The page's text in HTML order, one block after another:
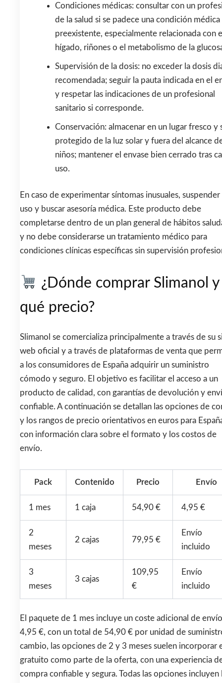
Condiciones médicas: consultar con un
de la salud si se padece una condición médica
preexistente, especialmente relacionada con
hígado, riñones o el metabolismo de la
Supervisión de la dosis: no exceder la dosis
recomendada; seguir la pauta indicada en el
y respetar las indicaciones de un profesional
sanitario si corresponde.
Conservación: almacenar en un lugar fresco y
protegido de la luz solar y fuera del alcance
niños; mantener el envase bien cerrado tras
uso.
En caso de experimentar síntomas inusuales, suspender
uso y buscar asesoría médica. Este producto debe
completarse dentro de un plan general de hábitos
y no debe considerarse un tratamiento médico para
condiciones clínicas específicas sin supervisión
¿Dónde comprar Slimanol y
qué precio?
Slimanol se comercializa principalmente a través de su
web oficial y a través de plataformas de venta que
a los consumidores de España adquirir un suministro
cómodo y seguro. El objetivo es facilitar el acceso a un
producto de calidad, con garantías de devolución y
confiable. A continuación se detallan las opciones de
y los rangos de precio orientativos en euros para
con información clara sobre el formato y los costos de
envío.
Pack Contenido Precio Envío
1 mes 1 caja 54,90 € 4,95 €
2
meses
2 cajas 79,95 €
Envío
incluido
3
meses
3 cajas
109,95
€
Envío
incluido
El paquete de 1 mes incluye un coste adicional de
4,95 €, con un total de 54,90 € por unidad de
cambio, las opciones de 2 y 3 meses suelen incorporar
gratuito como parte de la oferta, con una experiencia
compra confiable y segura. Todas las opciones incluyen